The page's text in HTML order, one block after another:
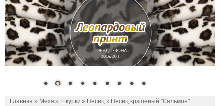
Главная » Меха » Шкурки » Песец » Песец крашеный "Сальмон"